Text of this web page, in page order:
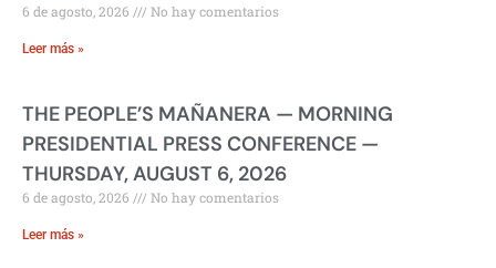
6 de agosto, 2026 No hay comentarios
Leer más »
THE PEOPLE’S MAÑANERA — MORNING
PRESIDENTIAL PRESS CONFERENCE —
THURSDAY, AUGUST 6, 2026
6 de agosto, 2026 No hay comentarios
Leer más »